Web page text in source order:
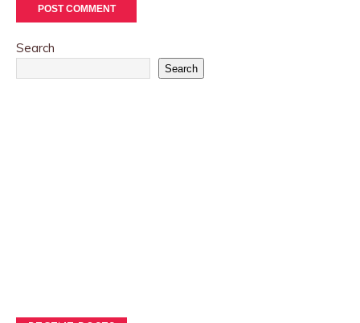
Search
Search